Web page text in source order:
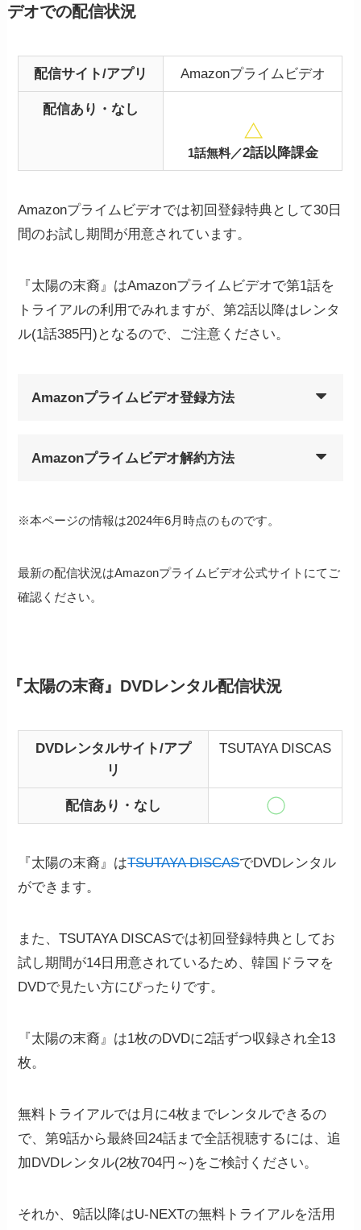
デオでの配信状況
配信サイト/アプリ Amazonプライムビデオ
配信あり・なし
1話無料／2話以降課金
Amazonプライムビデオでは初回登録特典として30日
間のお試し期間が用意されています。
『太陽の末裔』はAmazonプライムビデオで第1話を
トライアルの利用でみれますが、第2話以降はレンタ
ル(1話385円)となるので、ご注意ください。
Amazonプライムビデオ登録方法
Amazonプライムビデオ解約方法
※本ページの情報は2024年6月時点のものです。
最新の配信状況はAmazonプライムビデオ公式サイトにてご
確認ください。
『太陽の末裔』DVDレンタル配信状況
DVDレンタルサイト/アプ
リ
TSUTAYA DISCAS
配信あり・なし
『太陽の末裔』はTSUTAYA DISCASでDVDレンタル
ができます。
また、TSUTAYA DISCASでは初回登録特典としてお
試し期間が14日用意されているため、韓国ドラマを
DVDで見たい方にぴったりです。
『太陽の末裔』は1枚のDVDに2話ずつ収録され全13
枚。
無料トライアルでは月に4枚までレンタルできるの
で、第9話から最終回24話まで全話視聴するには、追
加DVDレンタル(2枚704円～)をご検討ください。
それか、9話以降はU-NEXTの無料トライアルを活用